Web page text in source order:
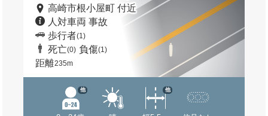
高崎市根小屋町 付近
人対車両 事故
歩行者(1)
死亡(0) 負傷(1)
距離235m
他 他